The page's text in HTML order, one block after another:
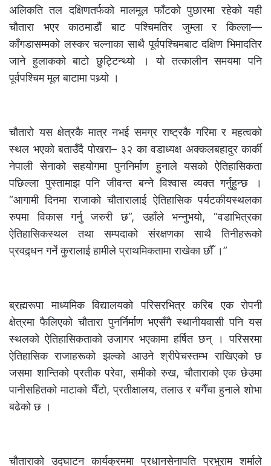
अलिकति तल दक्षिणतर्फको मालमूल फाँटको पुछारमा रहेको यही
चौतारा भएर काठमाडौं बाट पश्चिमतिर जुम्ला र किल्ला—
काँगडासम्मको लस्कर चल्नाका साथै पूर्वपश्चिमबाट दक्षिण भिमादतिर
जाने हुलाकको बाटो छुट्टिन्थ्यो । यो तत्कालीन समयमा पनि
पूर्वपश्चिम मूल बाटामा पथ्र्यो ।
चौतारो यस क्षेत्रकै मात्र नभई समग्र राष्ट्रकै गरिमा र महत्वको
स्थल भएको बताउँदै पोखरा– ३२ का वडाध्यक्ष अक्कलबहादुर कार्की
नेपाली सेनाको सहयोगमा पुननिर्माण हुनाले यसको ऐतिहासिकता
पछिल्ला पुस्तामाझ पनि जीवन्त बन्ने विश्वास व्यक्त गर्नुहुन्छ ।
“आगामी दिनमा राजाको चौतारालाई ऐतिहासिक पर्यटकीयस्थलका
रुपमा विकास गर्नु जरुरी छ”, उहाँले भन्नुभयो, “वडाभित्रका
ऐतिहासिकस्थल तथा सम्पदाको संरक्षणका साथै तिनीहरूको
प्रवद्र्धन गर्ने कुरालाई हामीले प्राथमिकतामा राखेका छौंँ ।”
ब्रह्मरूपा माध्यमिक विद्यालयको परिसरभित्र करिब एक रोपनी
क्षेत्रमा फैलिएको चौतारा पुनर्निर्माण भएसँगै स्थानीयवासी पनि यस
स्थलको ऐतिहासिकताको उजागर भएकामा हर्षित छन् । परिसरमा
ऐतिहासिक राजाहरूको झल्को आउने श्रीपेचस्तम्भ राखिएको छ
जसमा शान्तिको प्रतीक परेवा, समीको रुख, चौताराको एक छेउमा
पानीसहितको माटाको घैँटो, प्रतीक्षालय, तलाउ र बगैँचा हुनाले शोभा
बढेको छ ।
चौताराको उद्घाटन कार्यक्रममा प्रधानसेनापति प्रभुराम शर्माले